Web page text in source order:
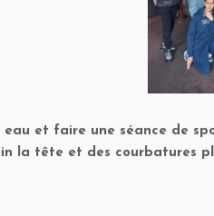
et faire une séance de
la tête et des courbatures